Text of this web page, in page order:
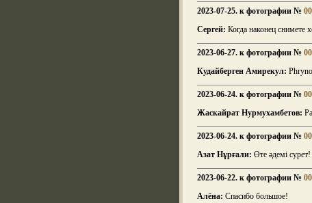
2023-07-25. к фотографии №
Сергей: Когда наконец снимете
2023-06-27. к фотографии №
Кудайберген Амирекул:
2023-06-24. к фотографии №
Жаскайрат Нурмухамбетов:
2023-06-24. к фотографии №
Азат Нұрғали: Өте әдемі сурет!
2023-06-22. к фотографии №
Алёна: Спасибо большое!